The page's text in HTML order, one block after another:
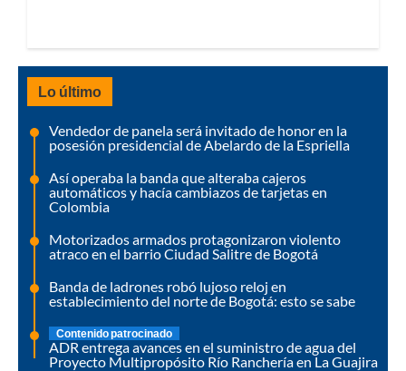
Lo último
Vendedor de panela será invitado de honor en la
posesión presidencial de Abelardo de la Espriella
Así operaba la banda que alteraba cajeros
automáticos y hacía cambiazos de tarjetas en
Colombia
Motorizados armados protagonizaron violento
atraco en el barrio Ciudad Salitre de Bogotá
Banda de ladrones robó lujoso reloj en
establecimiento del norte de Bogotá: esto se sabe
Contenido patrocinado
ADR entrega avances en el suministro de agua del
Proyecto Multipropósito Río Ranchería en La Guajira